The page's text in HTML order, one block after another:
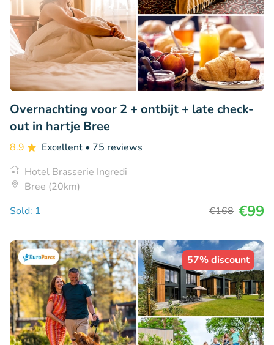
Overnachting voor 2 + ontbijt + late check-
out in hartje Bree
8.9 Excellent • 75 reviews
Hotel Brasserie Ingredi
Bree (20km)
Sold: 1
€168 €99
57% discount